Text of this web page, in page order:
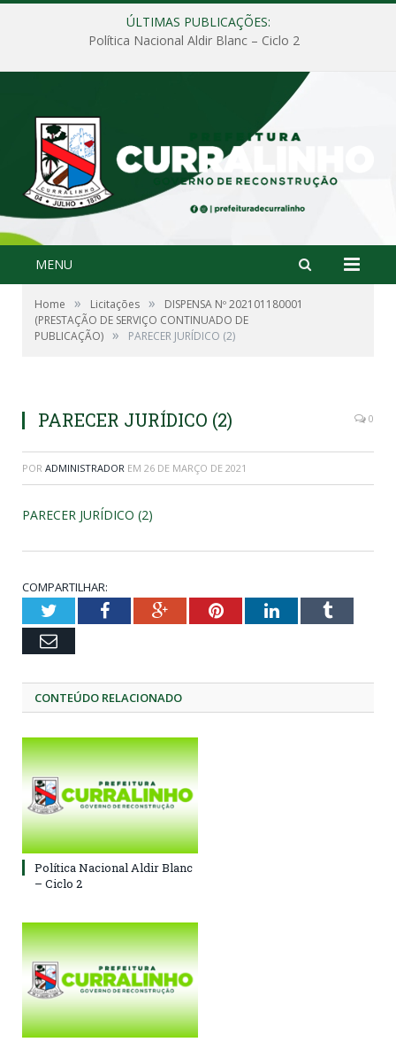
ÚLTIMAS PUBLICAÇÕES:
Política Nacional Aldir Blanc – Ciclo 2
MENU
Home » Licitações »
DISPENSA Nº 202101180001
(PRESTAÇÃO DE SERVIÇO CONTINUADO DE
PUBLICAÇÃO) » PARECER JURÍDICO (2)
PARECER JURÍDICO (2) 0
POR ADMINISTRADOR EM 26 DE MARÇO DE 2021
PARECER JURÍDICO (2)
COMPARTILHAR:
TwitterFacebookGoogle+PinterestLinkedInTumblr
Email
CONTEÚDO RELACIONADO
Política Nacional Aldir Blanc
– Ciclo 2